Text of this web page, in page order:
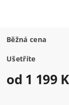
Běžná cena
Ušetříte
od 1 199